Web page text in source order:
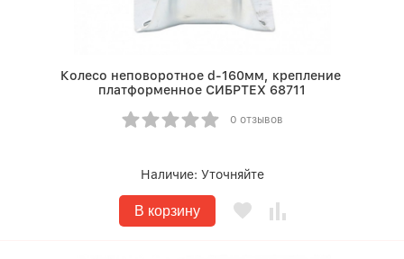
Колесо неповоротное d-160мм, крепление
платформенное СИБРТЕХ 68711
0 отзывов
Наличие: Уточняйте
В корзину